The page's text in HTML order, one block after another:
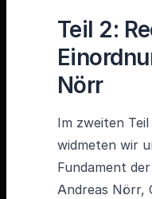
Teil 2:
Nörr
Im zweiten
widmeten wir
Fundament
Andreas Nörr,